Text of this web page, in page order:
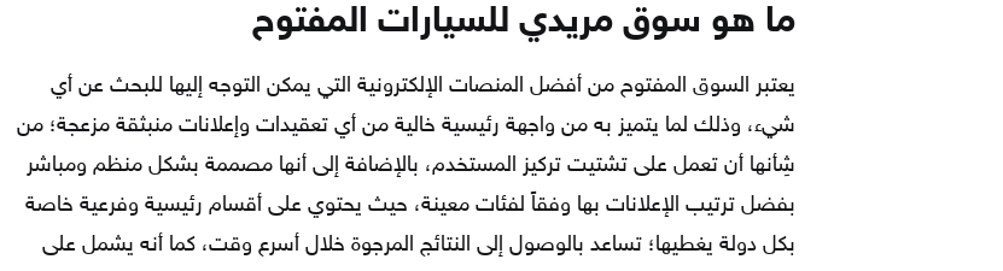
ما هو سوق مريدي للسيارات المفتوح
يعتبر السوق المفتوح من أفضل المنصات الإلكترونية التي يمكن التوجه إليها للبحث عن أي
شيء، وذلك لما يتميز به من واجهة رئيسية خالية من أي تعقيدات وإعلانات منبثقة مزعجة؛ من
شِأنها أن تعمل على تشتيت تركيز المستخدم، بالإضافة إلى أنها مصممة بشكل منظم ومباشر
بفضل ترتيب الإعلانات بها وفقاً لفئات معينة، حيث يحتوي على أقسام رئيسية وفرعية خاصة
بكل دولة يغطيها؛ تساعد بالوصول إلى النتائج المرجوة خلال أسرع وقت، كما أنه يشمل على